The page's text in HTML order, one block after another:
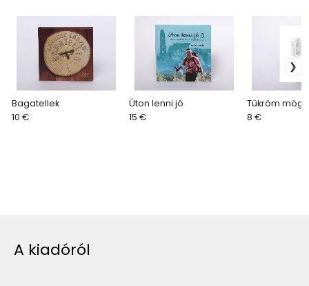
Bagatellek
10 €
Úton lenni jó
15 €
Tükröm
8 €
A kiadóról